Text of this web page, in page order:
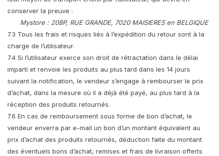
conserver la preuve :
Mystore : 208P, RUE GRANDE, 7020 MAISIERES en BELGIQUE
7.3 Tous les frais et risques liés à l’expédition du retour sont à la
charge de l’utilisateur.
7.4 Si l’utilisateur exerce son droit de rétractation dans le délai
imparti et renvoie les produits au plus tard dans les 14 jours
suivant la notification, le vendeur s’engage à rembourser le prix
d’achat, dans la mesure où il a déjà été payé, au plus tard à la
réception des produits retournés.
7.6 En cas de remboursement sous forme de bon d’achat, le
vendeur enverra par e-mail un bon d’un montant équivalent au
prix d’achat des produits retournés, déduction faite du montant
des éventuels bons d’achat, remises et frais de livraison offerts